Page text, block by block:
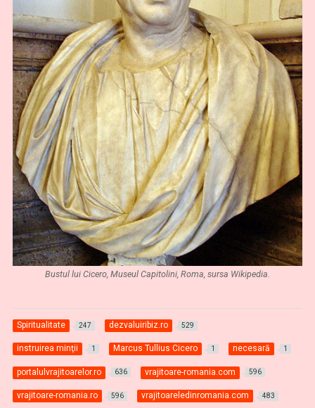
Bustul lui Cicero, Museul Capitolini, Roma, sursa Wikipedia.
Spiritualitate 247 dezvaluiribiz.ro 529
instruirea minţii 1 Marcus Tullius Cicero 1 necesară 1
portalulvrajitoarelor.ro 636 vrajitoare-romania.com 596
vrajitoare-romania.ro 596 vrajitoareledinromania.com 483